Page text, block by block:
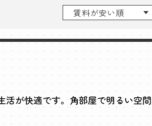
活が快適です。角部屋で明るい空間